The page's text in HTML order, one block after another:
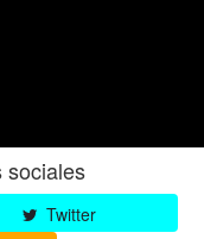
sociales
Twitter